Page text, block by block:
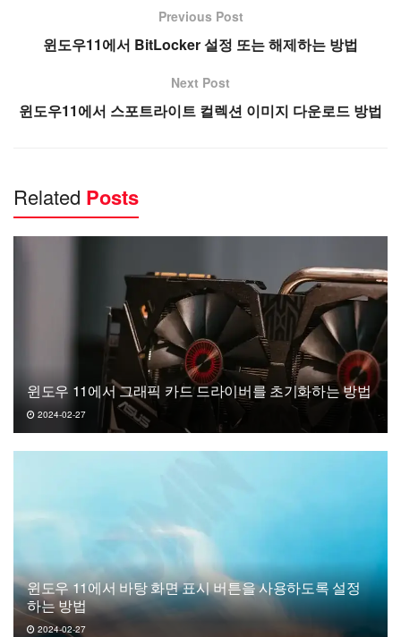
Previous Post
윈도우11에서 BitLocker 설정 또는 해제하는 방법
Next Post
윈도우11에서 스포트라이트 컬렉션 이미지 다운로드 방법
Related Posts
윈도우 11에서 그래픽 카드 드라이버를 초기화하는 방법
2024-02-27
윈도우 11에서 바탕 화면 표시 버튼을 사용하도록 설정
하는 방법
2024-02-27